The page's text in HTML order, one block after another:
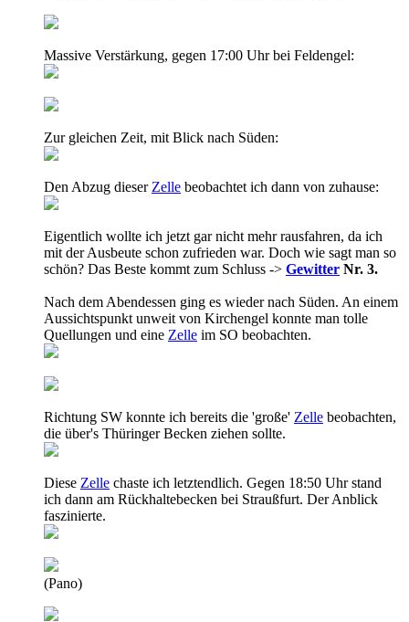
Massive Verstärkung, gegen 17:00 Uhr bei Feldengel:
Zur gleichen Zeit, mit Blick nach Süden:
Den Abzug dieser Zelle beobachtet ich dann von zuhause:
Eigentlich wollte ich jetzt gar nicht mehr rausfahren, da ich
mit der Ausbeute schon zufrieden war. Doch wie sagt man so
schön? Das Beste kommt zum Schluss -> Gewitter Nr. 3.
Nach dem Abendessen ging es wieder nach Süden. An einem
Aussichtspunkt unweit von Kirchengel konnte man tolle
Quellungen und eine Zelle im SO beobachten.
Richtung SW konnte ich bereits die 'große' Zelle beobachten,
die über's Thüringer Becken ziehen sollte.
Diese Zelle chaste ich letztendlich. Gegen 18:50 Uhr stand
ich dann am Rückhaltebecken bei Straußfurt. Der Anblick
faszinierte.
(Pano)